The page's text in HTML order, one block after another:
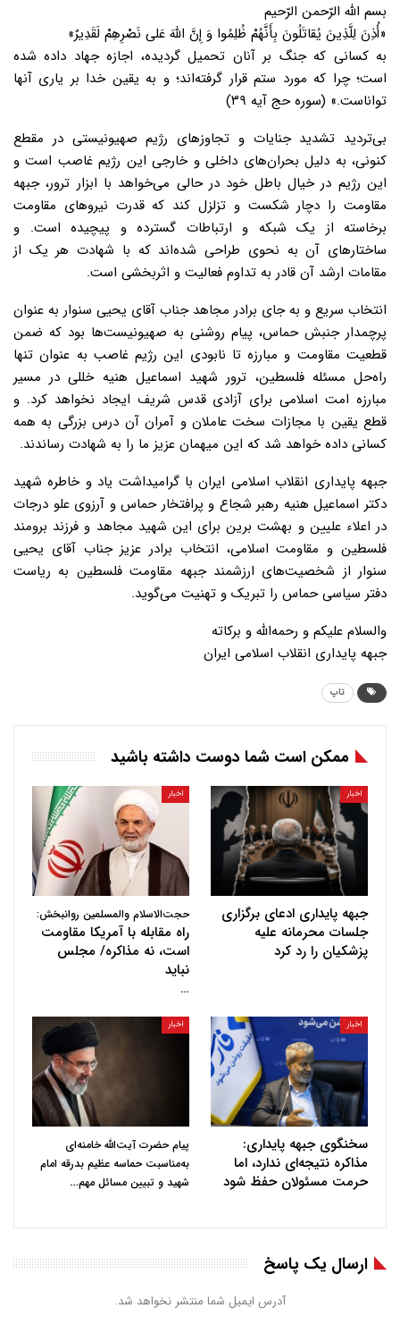
بسم اللّه الرّحمن الرّحیم
«أُذِنَ لِلَّذِینَ یُقاتَلُونَ بِأَنَّهُمْ ظُلِمُوا وَ إِنَّ اللَّهَ عَلی‌ نَصْرِهِمْ لَقَدِیرٌ»
به کسانی که جنگ بر آنان تحمیل گردیده، اجازه جهاد داده شده
است؛ چرا که مورد ستم قرار گرفته‌اند؛ و به یقین خدا بر یاری آنها
تواناست.» (سوره حج آیه ۳۹)
بی‌تردید تشدید جنایات و تجاوزهای رژیم صهیونیستی در مقطع
کنونی، به دلیل بحران‌های داخلی و خارجی این رژیم غاصب است و
این رژیم در خیال باطل خود در حالی می‌خواهد با ابزار ترور، جبهه
مقاومت را دچار شکست و تزلزل کند که قدرت نیروهای مقاومت
برخاسته از یک شبکه و ارتباطات گسترده و پیچیده است. و
ساختارهای آن به نحوی طراحی شده‌اند که با شهادت هر یک از
مقامات ارشد آن قادر به تداوم فعالیت و اثربخشی است.
انتخاب سریع و به جای برادر مجاهد جناب آقای یحیی سنوار به عنوان
پرچمدار جنبش حماس، پیام روشنی به صهیونیست‌ها بود که ضمن
قطعیت مقاومت و مبارزه تا نابودی این رژیم غاصب به عنوان تنها
راه‌حل مسئله فلسطین، ترور شهید اسماعیل هنیه خللی در مسیر
مبارزه امت اسلامی برای آزادی قدس شریف ایجاد نخواهد کرد. و
قطع یقین با مجازات سخت عاملان و آمران آن درس بزرگی به همه
کسانی داده خواهد شد که این میهمان عزیز ما را به شهادت رساندند.
جبهه پایداری انقلاب اسلامی ایران با گرامیداشت یاد و خاطره شهید
دکتر اسماعیل هنیه رهبر شجاع و پرافتخار حماس و آرزوی علو درجات
در اعلاء علیین و بهشت برین برای این شهید مجاهد و فرزند برومند
فلسطین و مقاومت اسلامی، انتخاب برادر عزیز جناب آقای یحیی
سنوار از شخصیت‌های ارزشمند جبهه مقاومت فلسطین به ریاست
دفتر سیاسی حماس را تبریک و تهنیت می‌گوید.
والسلام علیکم و رحمه‌الله و برکاته
جبهه پایداری انقلاب اسلامی ایران
تاپ
ممکن است شما دوست داشته باشید
اخبار
جبهه پایداری ادعای برگزاری
جلسات محرمانه علیه
پزشکیان را رد کرد
اخبار
حجت‌الاسلام والمسلمین روانبخش:
راه مقابله با آمریکا مقاومت
است، نه مذاکره/ مجلس
نباید
…
اخبار
سخنگوی جبهه پایداری:
مذاکره نتیجه‌ای ندارد، اما
حرمت مسئولان حفظ شود
اخبار
پیام حضرت آیت‌الله خامنه‌ای
به‌مناسبت حماسه عظیم بدرقه امام
شهید و تبیین مسائل مهم…
ارسال یک پاسخ
آدرس ایمیل شما منتشر نخواهد شد.